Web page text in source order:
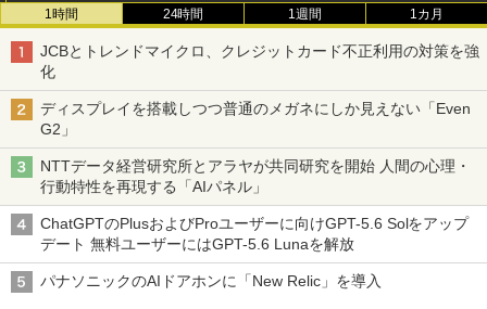
1時間 24時間 1週間 1カ月
JCBとトレンドマイクロ、クレジットカード不正利用の対策を強
化
ディスプレイを搭載しつつ普通のメガネにしか見えない「Even
G2」
NTTデータ経営研究所とアラヤが共同研究を開始 人間の心理・
行動特性を再現する「AIパネル」
ChatGPTのPlusおよびProユーザーに向けGPT-5.6 Solをアップ
デート 無料ユーザーにはGPT-5.6 Lunaを解放
パナソニックのAIドアホンに「New Relic」を導入